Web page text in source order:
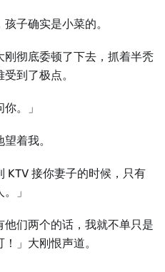
子确实是小菜的。
刚彻底委顿了下去，抓着半秃
到了极点。
。」
着我。
KTV 接你妻子的时候，只有
」
他们两个的话，我就不单只是
」⼤刚恨声道。